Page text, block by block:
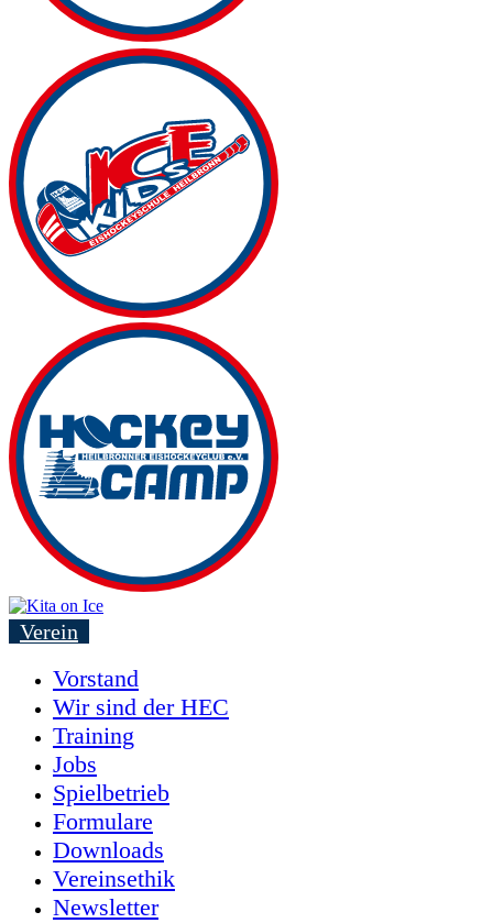
Verein
Vorstand
Wir sind der HEC
Training
Jobs
Spielbetrieb
Formulare
Downloads
Vereinsethik
Newsletter